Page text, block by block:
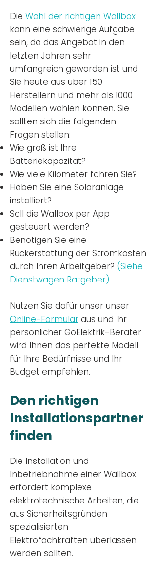
Die Wahl der richtigen Wallbox
kann eine schwierige Aufgabe
sein, da das Angebot in den
letzten Jahren sehr
umfangreich geworden ist und
Sie heute aus über 150
Herstellern und mehr als 1000
Modellen wählen können. Sie
sollten sich die folgenden
Fragen stellen:
Wie groß ist Ihre
Batteriekapazität?
Wie viele Kilometer fahren Sie?
Haben Sie eine Solaranlage
installiert?
Soll die Wallbox per App
gesteuert werden?
Benötigen Sie eine
Rückerstattung der Stromkosten
durch Ihren Arbeitgeber? (Siehe
Dienstwagen Ratgeber)
Nutzen Sie dafür unser unser
Online-Formular aus und Ihr
persönlicher GoElektrik-Berater
wird Ihnen das perfekte Modell
für Ihre Bedürfnisse und Ihr
Budget empfehlen.
Den richtigen
Installationspartner
finden
Die Installation und
Inbetriebnahme einer Wallbox
erfordert komplexe
elektrotechnische Arbeiten, die
aus Sicherheitsgründen
spezialisierten
Elektrofachkräften überlassen
werden sollten.